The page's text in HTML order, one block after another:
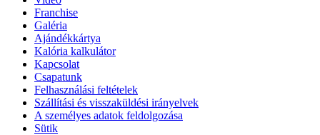
Franchise
Galéria
Ajándékkártya
Kalória kalkulátor
Kapcsolat
Csapatunk
Felhasználási feltételek
Szállítási és visszaküldési irányelvek
A személyes adatok feldolgozása
Sütik